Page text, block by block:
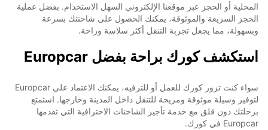
المحلية أو الحجز عبر موقعنا الإلكتروني السهل الاستخدام. بفضل عملية
الحجز السريعة والموثوقة، يمكنك الحصول على شاحنتك بسرعة
وبسهولة، مما يجعل تجربة التنقل أكثر سلاسة وراحة.
استكشف كورك براحة بفضل Europcar
سواء كنت تزور كورك للعمل أو للترفيه، يمكنك الاعتماد على Europcar
لتوفير وسيلة موثوقة ومريحة للتنقل داخل المدينة وخارجها. استمتع
برحلتك دون قلق مع خدمة تأجير الشاحنات الاحترافية التي تقدمها
Europcar في كورك.